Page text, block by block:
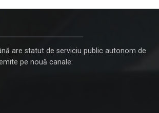
are statut de serviciu public autonom de
pe nouă canale: